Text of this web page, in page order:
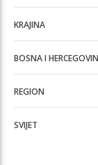
KRAJINA
BOSNA I
REGION
SVIJET